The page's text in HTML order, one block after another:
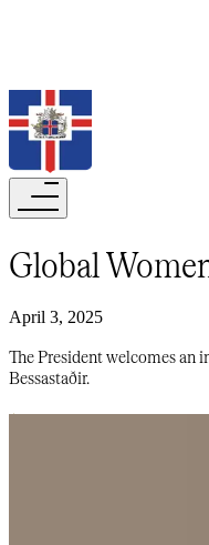
April 3, 2025
The President welcomes an
Bessastaðir.​​​​‌ ‍ ​‍​‍‌‍ ‌ ​‍‌‍‍‌‌‍‌ ‌‍‍‌‌‍ ‍​‍​‍​ ‍‍​‍​‍‌ ​ ‌‍​‌‌‍ ‍‌‍‍‌‌ ‌​‌ ‍‌​‍ ‍‌‍‍‌‌‍ ​‍​‍​‍ ​​‍​‍‌‍‍​‌ ​‍‌‍‌‌‌‍‌‍​‍​‍​ ‍‍​‍​‍‌‍‍​‌ ‌​‌ ‌​‌ ​​‌ ​ ​‍ ​‍ ‌‍‌‍‌‍ ‌ ​‍‌ ​ ‌‍‌‌‌ ‌​‌‍‍‌​‍ ‌‌‍‍‌‌ ​ ‌‍ ​‌‍​‌‌‍ ‍‌‍‌​‌ ​ ​‍ ‍‌ ‌‍‌‍‌‌‌ ​‍‌‍​ ‌‍‌‌‌‍ ​​‍ ‍‌‍​‌‌ ​​‌ ​​​‍ ‌ ​ ‌ ‌​‌ ‌‌‌‍‌​‌‍‍‌‌‍ ​‍ ‌‍‍‌‌‍ ‍‌ ‌​‌‍‌‌‌‍ ‍‌ ‌​​‍ ‌‍‌‌‌‍‌​‌‍‍‌‌ ‌​​‍ ‌‍ ‌‌‍ ‌‍‌​‌‍‌‌​ ‌‌ ​​‌ ​‍‌‍‌‌‌ ​ ‌‍‌‌‌‍ ‍‌ ‌​‌‍​‌‌ ‌​‌‍‍‌‌‍ ‌‍ ‍​ ‍ ‌‍‍‌‌‍‌​​ ‌​ ​‌‌‍​‌‌‍​ ​ ​​​ ‌‍​ ‌​​ ​​​ ‌‍​‍ ‌‌‍​‌​ ‍‌‌‍‌‍​ ​‍​‍ ‌​ ‌​‌‍​‍‌‍​‍​ ‌‌​‍ ‌​ ‍​​ ‌‍​ ‍‌​ ​‌​‍ ‌‌‍‌‍​ ‍​​ ‌‌​ ‍‌​ ‌ ​ ​​‌‍‌‌​ ‌​​ ​‍​ ‌‌​ ‌‍​ ​ ​ ‍ ‌ ‌​‌ ‍‌‌ ​​‌‍‌‌​ ‌‌‍ ‍‌‍‌‌‌ ‌ ‌ ​ ​ ‍ ‌ ​​‌‍​‌‌ ‌​‌‍‍​​ ‌‌‍‌​‌‍‌‌‌ ​ ‌‍​ ‌ ​‍‌‍‍‌‌ ​​‌ ‌​‌‍‍‌‌‍ ‌‍ ‍​ ‌‍​‍‌‍​‌‌ ​ ‌‍‌‌‌‌‌‌‌ ​‍‌‍ ​​ ‌‌‍‍​‌ ‌​‌ ‌​‌ ​​‌ ​ ​‍‌‌​ ​‍‌​‌‍​‍‌‌​ ​‍‌​‌‍‌‍‌‍‌‍ ‌ ​‍‌ ​ ‌‍‌‌‌ ‌​‌‍‍‌​‍ ‌‌‍‍‌‌ ​ ‌‍ ​‌‍​‌‌‍ ‍‌‍‌​‌ ​ ​‍ ‍‌ ‌‍‌‍‌‌‌ ​‍‌‍​ ‌‍‌‌‌‍ ​​‍ ‍‌‍​‌‌ ​​‌ ​​​‍‌‌​ ​‍‌​‌‍‌ ​ ‌ ‌​‌ ‌‌‌‍‌​‌‍‍‌‌‍ ​‍‌‍‌‍‍‌‌‍‌​​ ‌​ ​‌‌‍​‌‌‍​ ​ ​​​ ‌‍​ ‌​​ ​​​ ‌‍​‍ ‌‌‍​‌​ ‍‌‌‍‌‍​ ​‍​‍ ‌​ ‌​‌‍​‍‌‍​‍​ ‌‌​‍ ‌​ ‍​​ ‌‍​ ‍‌​ ​‌​‍ ‌‌‍‌‍​ ‍​​ ‌‌​ ‍‌​ ‌ ​ ​​‌‍‌‌​ ‌​​ ​‍​ ‌‌​ ‌‍​ ​ ​‍‌‍‌ ‌​‌ ‍‌‌ ​​‌‍‌‌​ ‌‌‍ ‍‌‍‌‌‌ ‌ ‌ ​ ​‍‌‍‌ ​​‌‍​‌‌ ‌​‌‍‍​​ ‌‌‍‌​‌‍‌‌‌ ​ ‌‍​ ‌ ​‍‌‍‍‌‌ ​​‌ ‌​‌‍‍‌‌‍ ‌‍ ‍​‍‌‍‌ ​​‌‍‌‌‌ ​‍‌ ​ ‌ ​​‌‍‌‌‌‍​ ‌ ‌​‌‍‍‌‌ ‌‍‌‍‌‌​ ‌‌ ​​‌ ‌‌‌‍​‍‌‍ ​‌‍‍‌‌ ​ ‌‍‍​‌‍‌‌‌‍‌​​‍​‍‌ ‌